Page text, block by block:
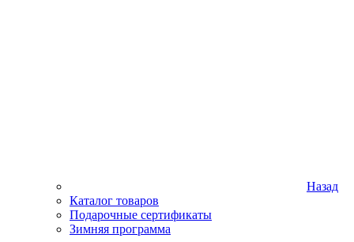
Назад
Каталог товаров
Подарочные сертификаты
Зимняя программа